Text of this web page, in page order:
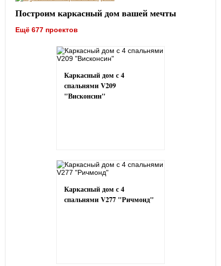
Построим каркасный дом вашей мечты
Ещё 677 проектов
Каркасный дом с 4
спальнями V209
"Висконсин"
Каркасный дом с 4
спальнями V277 "Ричмонд"